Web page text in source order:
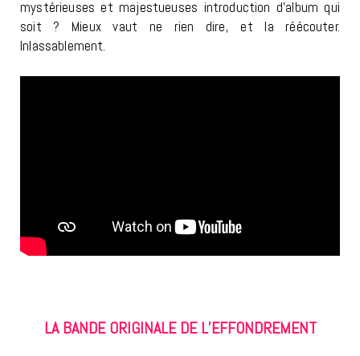
mystérieuses et majestueuses introduction d’album qui
soit ? Mieux vaut ne rien dire, et la réécouter.
Inlassablement.
LA BANDE ORIGINALE DE L’EFFONDREMENT